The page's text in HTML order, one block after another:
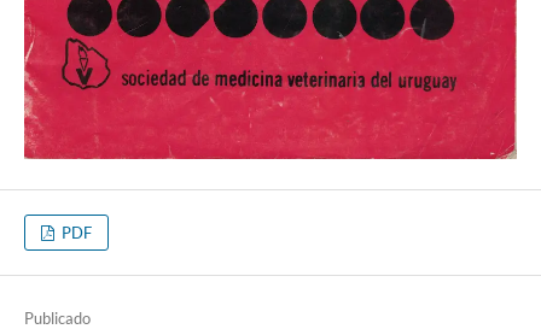
PDF
Publicado